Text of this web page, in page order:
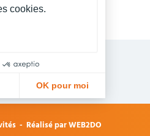
ligne sécurisés 7 J/7
- Réalisé parWEB2DO